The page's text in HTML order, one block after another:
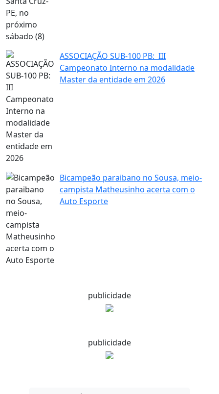
ASSOCIAÇÃO SUB-100 PB: III
Campeonato Interno na modalidade
Master da entidade em 2026
Bicampeão paraibano no Sousa, meio-
campista Matheusinho acerta com o
Auto Esporte
publicidade
publicidade